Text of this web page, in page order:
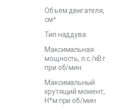
Объем двигателя,
см³
Тип наддува
Максимальная
мощность, л.с./кВт
при об/мин
Максимальный
крутящий момент,
Н*м при об/мин